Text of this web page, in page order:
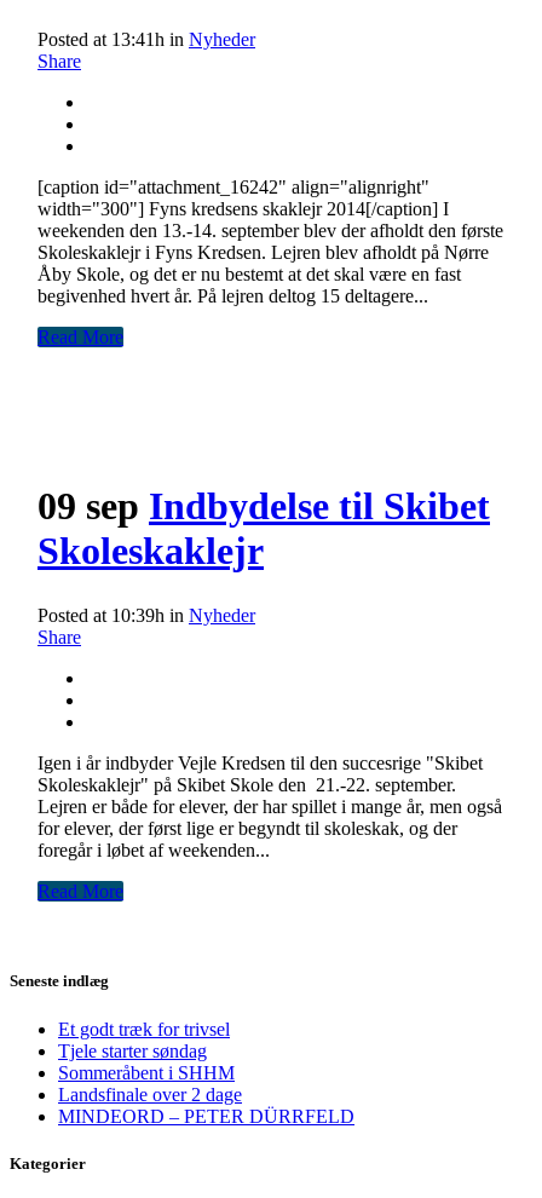
Posted at 13:41h in Nyheder
Share
[caption id="attachment_16242" align="alignright"
width="300"] Fyns kredsens skaklejr 2014[/caption] I
weekenden den 13.-14. september blev der afholdt den første
Skoleskaklejr i Fyns Kredsen. Lejren blev afholdt på Nørre
Åby Skole, og det er nu bestemt at det skal være en fast
begivenhed hvert år. På lejren deltog 15 deltagere...
Read More
09 sep Indbydelse til Skibet
Skoleskaklejr
Posted at 10:39h in Nyheder
Share
Igen i år indbyder Vejle Kredsen til den succesrige "Skibet
Skoleskaklejr" på Skibet Skole den 21.-22. september.
Lejren er både for elever, der har spillet i mange år, men også
for elever, der først lige er begyndt til skoleskak, og der
foregår i løbet af weekenden...
Read More
Seneste indlæg
Et godt træk for trivsel
Tjele starter søndag
Sommeråbent i SHHM
Landsfinale over 2 dage
MINDEORD – PETER DÜRRFELD
Kategorier